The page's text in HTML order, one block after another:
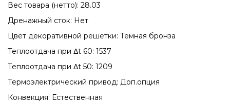
Вес товара (нетто): 28.03
Дренажный сток: Нет
Цвет декоративной решетки: Темная бронза
Теплоотдача при Δt 60: 1537
Теплоотдача при Δt 50: 1209
Термоэлектрический привод: Доп.опция
Конвекция: Естественная